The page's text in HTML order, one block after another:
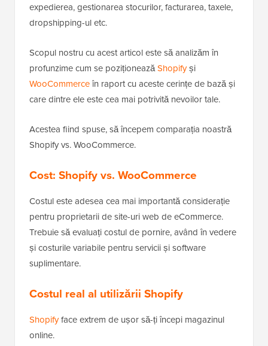
expedierea, gestionarea stocurilor, facturarea, taxele,
dropshipping-ul etc.
Scopul nostru cu acest articol este să analizăm în
profunzime cum se poziționeazăShopifyși
WooCommerceîn raport cu aceste cerințe de bază și
care dintre ele este cea mai potrivită nevoilor tale.
Acestea fiind spuse, să începem comparația noastră
Shopify vs. WooCommerce.
Cost: Shopify vs. WooCommerce
Costul este adesea cea mai importantă considerație
pentru proprietarii de site-uri web de eCommerce.
Trebuie să evaluați costul de pornire, având în vedere
și costurile variabile pentru servicii și software
suplimentare.
Costul real al utilizării Shopify
Shopifyface extrem de ușor să-ți începi magazinul
online.